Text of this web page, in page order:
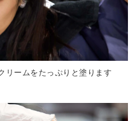
リームをたっぷりと塗ります